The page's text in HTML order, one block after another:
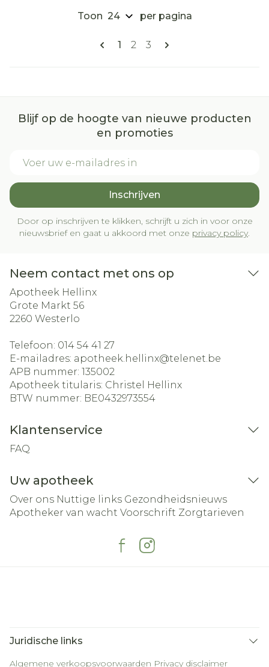
Pagina's
U lees momenteel pagina
1 Pagina
2 Pagina
3
Toon per pagina
Blijf op de hoogte van nieuwe producten
en promoties
Inschrijven
Door op inschrijven te klikken, schrijft u zich in voor onze
nieuwsbrief en gaat u akkoord met onze privacy policy.
Neem contact met ons op
Apotheek Hellinx
Grote Markt 56
2260 Westerlo
Telefoon: 014 54 41 27
E-mailadres: apotheek.hellinx@telenet.be
APB nummer: 135002
Apotheek titularis: Christel Hellinx
BTW nummer: BE0432973554
Klantenservice
FAQ
Uw apotheek
Over ons Nuttige links Gezondheidsnieuws
Apotheker van wacht Voorschrift Zorgtarieven
Juridische links
Algemene verkoopsvoorwaarden Privacy disclaimer